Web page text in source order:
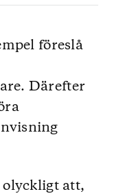
föreslå
Därefter
att,